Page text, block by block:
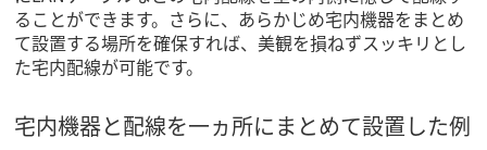
ることができます。さらに、あらかじめ宅内機器をまとめ
て設置する場所を確保すれば、美観を損ねずスッキリとし
た宅内配線が可能です。
宅内機器と配線を一ヵ所にまとめて設置した例